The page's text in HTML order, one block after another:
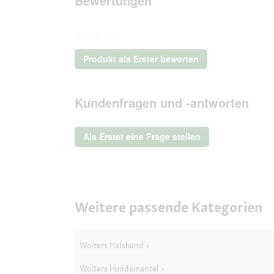
Kein
Beurteilungswert
Produkt als Erster bewerten
.
Aktion
ein
modales
Kundenfragen und -antworten
Als Erster eine Frage stellen
Weitere passende Kategorien
Wolters Halsband
Wolters Hundemantel